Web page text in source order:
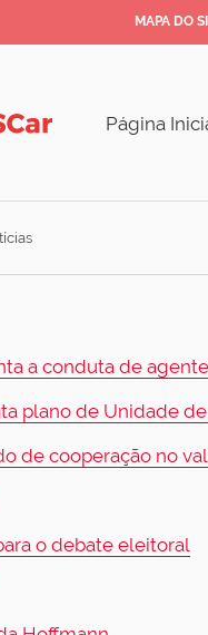
MAPA DO
Página
a conduta de
plano de Unidade
de cooperação no
o debate eleitoral